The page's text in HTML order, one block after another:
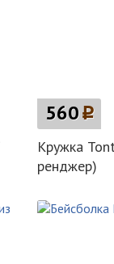
560p
Кружка
ренджер)